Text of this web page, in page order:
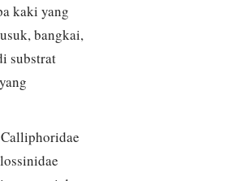
kaki yang
bangkai,
substrat